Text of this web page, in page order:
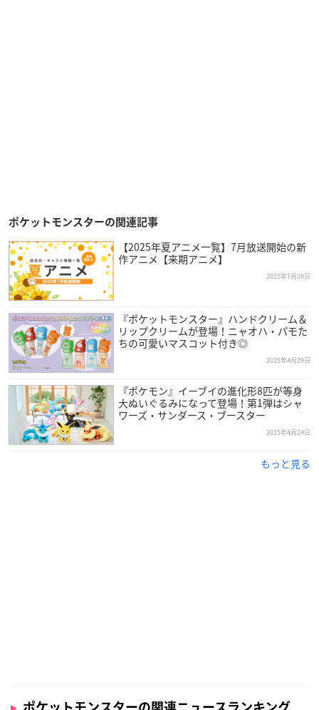
ポケットモンスターの関連記事
【2025年夏アニメ一覧】7月放送開始の新
作アニメ【来期アニメ】
2025年7月08日
『ポケットモンスター』ハンドクリーム＆
リップクリームが登場！ニャオハ・パモた
ちの可愛いマスコット付き◎
2025年4月29日
『ポケモン』イーブイの進化形8匹が等身
大ぬいぐるみになって登場！第1弾はシャ
ワーズ・サンダース・ブースター
2025年4月24日
もっと見る
ポケットモンスターの関連ニュースランキング